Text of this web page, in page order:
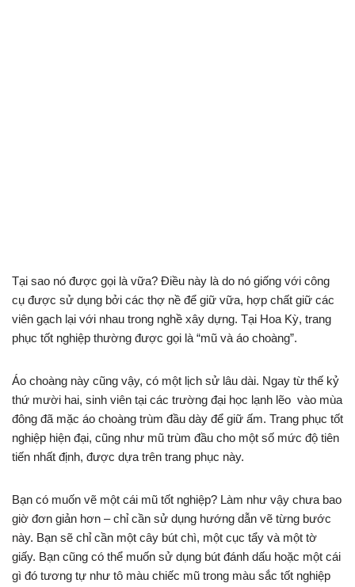
Tại sao nó được gọi là vữa? Điều này là do nó giống với công
cụ được sử dụng bởi các thợ nề để giữ vữa, hợp chất giữ các
viên gạch lại với nhau trong nghề xây dựng. Tại Hoa Kỳ, trang
phục tốt nghiệp thường được gọi là “mũ và áo choàng”.
Áo choàng này cũng vậy, có một lịch sử lâu dài. Ngay từ thế kỷ
thứ mười hai, sinh viên tại các trường đại học lạnh lẽo vào mùa
đông đã mặc áo choàng trùm đầu dày để giữ ấm. Trang phục tốt
nghiệp hiện đại, cũng như mũ trùm đầu cho một số mức độ tiên
tiến nhất định, được dựa trên trang phục này.
Bạn có muốn vẽ một cái mũ tốt nghiệp? Làm như vậy chưa bao
giờ đơn giản hơn – chỉ cần sử dụng hướng dẫn vẽ từng bước
này. Bạn sẽ chỉ cần một cây bút chì, một cục tẩy và một tờ
giấy. Bạn cũng có thể muốn sử dụng bút đánh dấu hoặc một cái
gì đó tương tự như tô màu chiếc mũ trong màu sắc tốt nghiệp